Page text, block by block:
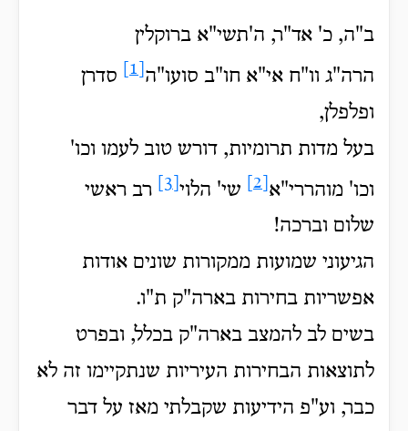
ב"ה, כ' אד"ר, ה'תשי"א ברוקלין
הרה"ג וו"ח אי"א חו"ב סועו"ה
סדרן
ופלפלן,
בעל מדות תרומיות, דורש טוב לעמו וכו'
וכו' מוהררי"א
שי' הלוי
רב ראשי
שלום וברכה!
הגיעוני שמועות ממקורות שונים אודות
אפשריות בחירות בארה"ק ת"ו.
בשים לב להמצב בארה"ק בכלל, ובפרט
לתוצאות הבחירות העיריות שנתקיימו זה לא
כבר, וע"פ הידיעות שקבלתי מאז על דבר